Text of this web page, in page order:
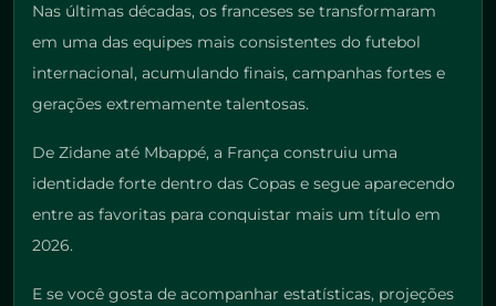
Nas últimas décadas, os franceses se transformaram
em uma das equipes mais consistentes do futebol
internacional, acumulando finais, campanhas fortes e
gerações extremamente talentosas.
De Zidane até Mbappé, a França construiu uma
identidade forte dentro das Copas e segue aparecendo
entre as favoritas para conquistar mais um título em
2026.
E se você gosta de acompanhar estatísticas, projeções